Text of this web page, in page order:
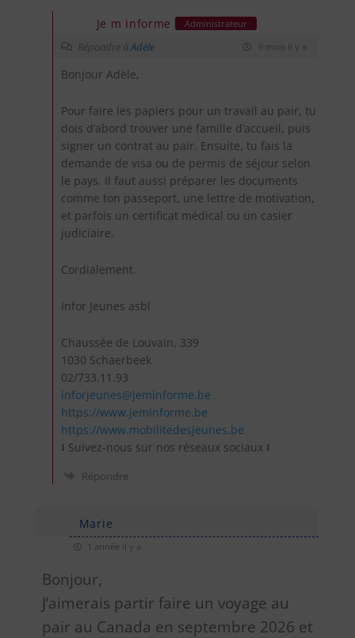
Je m informe Administrateur
Répondre à Adèle 9 mois il y a
Bonjour Adèle,
Pour faire les papiers pour un travail au pair, tu
dois d’abord trouver une famille d’accueil, puis
signer un contrat au pair. Ensuite, tu fais la
demande de visa ou de permis de séjour selon
le pays. Il faut aussi préparer les documents
comme ton passeport, une lettre de motivation,
et parfois un certificat médical ou un casier
judiciaire.
Cordialement.
Infor Jeunes asbl
Chaussée de Louvain, 339
1030 Schaerbeek
02/733.11.93
inforjeunes@jeminforme.be
https://www.jeminforme.be
https://www.mobilitedesjeunes.be
⭣ Suivez-nous sur nos réseaux sociaux ⭣
Répondre
Marie
1 année il y a
Bonjour,
J’aimerais partir faire un voyage au
pair au Canada en septembre 2026 et